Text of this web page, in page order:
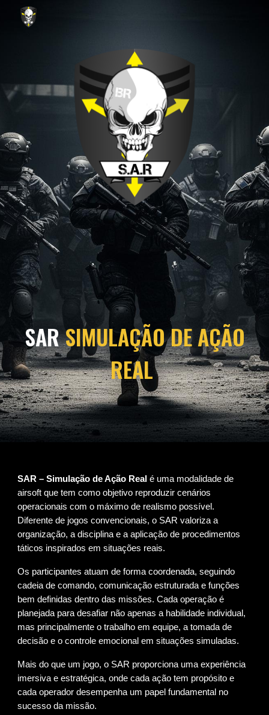
Skip to main content
SARSIMULAÇÃO DE AÇÃO
REAL
SAR – Simulação de Ação Real é uma modalidade de
airsoft que tem como objetivo reproduzir cenários
operacionais com o máximo de realismo possível.
Diferente de jogos convencionais, o SAR valoriza a
organização, a disciplina e a aplicação de procedimentos
táticos inspirados em situações reais.
Os participantes atuam de forma coordenada, seguindo
cadeia de comando, comunicação estruturada e funções
bem definidas dentro das missões. Cada operação é
planejada para desafiar não apenas a habilidade individual,
mas principalmente o trabalho em equipe, a tomada de
decisão e o controle emocional em situações simuladas.
Mais do que um jogo, o SAR proporciona uma experiência
imersiva e estratégica, onde cada ação tem propósito e
cada operador desempenha um papel fundamental no
sucesso da missão.